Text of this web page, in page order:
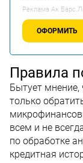
Реклама Ак
ОФОРМИТЬ
Правила
Бытует мнение,
только
всем и не
по обработке
кредитная